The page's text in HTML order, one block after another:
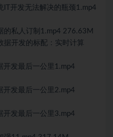
IT开发无法解决的瓶颈1.mp4
的私人订制1.mp4 276.63M
据开发的标配：实时计算
发最后一公里1.mp4
发最后一公里2.mp4
发最后一公里3.mp4